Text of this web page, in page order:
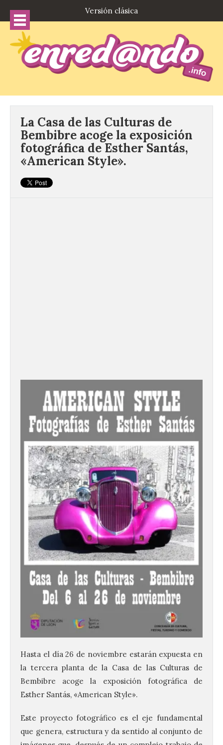
Versión clásica
La Casa de las Culturas de
Bembibre acoge la exposición
fotográfica de Esther Santás,
«American Style».
Hasta el día 26 de noviembre estarán expuesta en
la tercera planta de la Casa de las Culturas de
Bembibre acoge la exposición fotográfica de
Esther Santás, «American Style».
Este proyecto fotográfico es el eje fundamental
que genera, estructura y da sentido al conjunto de
El alumnado de FP crece
un 2,5% hasta superar los